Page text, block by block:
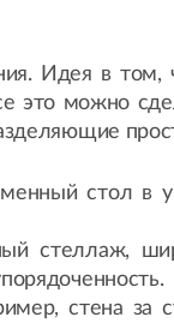
Идея в том,
это можно
стол в
стеллаж,
стена за